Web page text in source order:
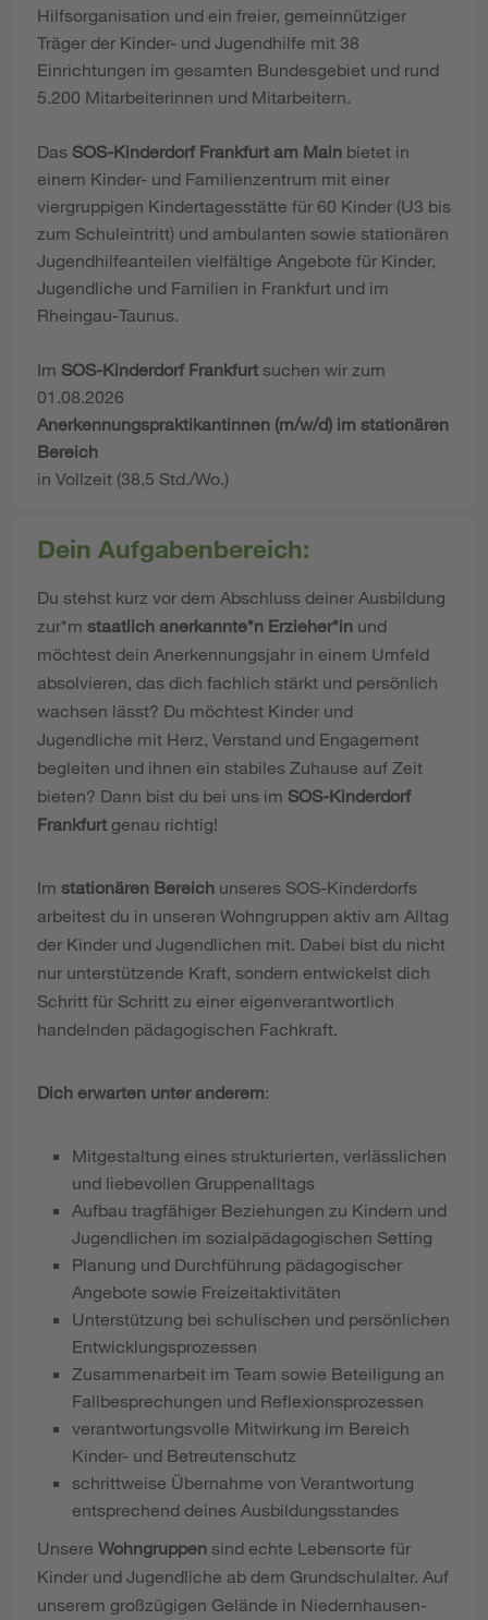
Hilfsorganisation und ein freier, gemeinnütziger
Träger der Kinder- und Jugendhilfe mit 38
Einrichtungen im gesamten Bundesgebiet und rund
5.200 Mitarbeiterinnen und Mitarbeitern.
Das SOS-Kinderdorf Frankfurt am Main bietet in
einem Kinder- und Familienzentrum mit einer
viergruppigen Kindertagesstätte für 60 Kinder (U3 bis
zum Schuleintritt) und ambulanten sowie stationären
Jugendhilfeanteilen vielfältige Angebote für Kinder,
Jugendliche und Familien in Frankfurt und im
Rheingau-Taunus.
Im SOS-Kinderdorf Frankfurt suchen wir zum
01.08.2026
Anerkennungspraktikantinnen (m/w/d) im stationären
Bereich
in Vollzeit (38,5 Std./Wo.)
Dein Aufgabenbereich:
Du stehst kurz vor dem Abschluss deiner Ausbildung
zur*m staatlich anerkannte*n Erzieher*in und
möchtest dein Anerkennungsjahr in einem Umfeld
absolvieren, das dich fachlich stärkt und persönlich
wachsen lässt? Du möchtest Kinder und
Jugendliche mit Herz, Verstand und Engagement
begleiten und ihnen ein stabiles Zuhause auf Zeit
bieten? Dann bist du bei uns im SOS-Kinderdorf
Frankfurt genau richtig!
Im stationären Bereich unseres SOS-Kinderdorfs
arbeitest du in unseren Wohngruppen aktiv am Alltag
der Kinder und Jugendlichen mit. Dabei bist du nicht
nur unterstützende Kraft, sondern entwickelst dich
Schritt für Schritt zu einer eigenverantwortlich
handelnden pädagogischen Fachkraft.
Dich erwarten unter anderem:
Mitgestaltung eines strukturierten, verlässlichen
und liebevollen Gruppenalltags
Aufbau tragfähiger Beziehungen zu Kindern und
Jugendlichen im sozialpädagogischen Setting
Planung und Durchführung pädagogischer
Angebote sowie Freizeitaktivitäten
Unterstützung bei schulischen und persönlichen
Entwicklungsprozessen
Zusammenarbeit im Team sowie Beteiligung an
Fallbesprechungen und Reflexionsprozessen
verantwortungsvolle Mitwirkung im Bereich
Kinder- und Betreutenschutz
schrittweise Übernahme von Verantwortung
entsprechend deines Ausbildungsstandes
Unsere Wohngruppen sind echte Lebensorte für
Kinder und Jugendliche ab dem Grundschulalter. Auf
unserem großzügigen Gelände in Niedernhausen-